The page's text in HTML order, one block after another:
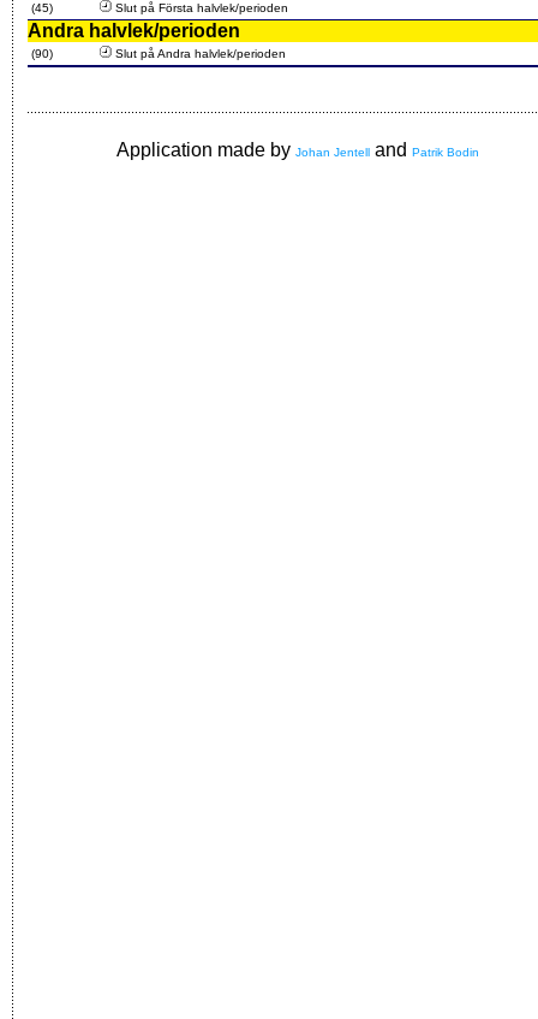
(45) Slut på Första halvlek/perioden
Andra halvlek/perioden
(90) Slut på Andra halvlek/perioden
Application made by Johan Jentell and Patrik Bodin